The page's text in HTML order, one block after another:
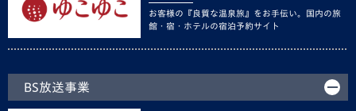
お客様の『良質な温泉旅』をお手伝い。国内の旅
館・宿・ホテルの宿泊予約サイト
BS放送事業